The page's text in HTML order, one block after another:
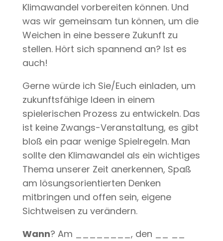
Klimawandel vorbereiten können. Und
was wir gemeinsam tun können, um die
Weichen in eine bessere Zukunft zu
stellen. Hört sich spannend an? Ist es
auch!
Gerne würde ich Sie/Euch einladen, um
zukunftsfähige Ideen in einem
spielerischen Prozess zu entwickeln. Das
ist keine Zwangs-Veranstaltung, es gibt
bloß ein paar wenige Spielregeln. Man
sollte den Klimawandel als ein wichtiges
Thema unserer Zeit anerkennen, Spaß
am lösungsorientierten Denken
mitbringen und offen sein, eigene
Sichtweisen zu verändern.
Wann? Am ________, den __ __